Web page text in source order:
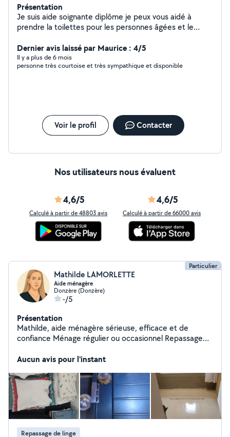
Présentation
Je suis aide soignante diplôme je peux vous aidé à
prendre la toilettes pour les personnes âgées et le
Dernier avis laissé par Maurice : 4/5
Il y a plus de 6 mois
personne très courtoise et très sympathique et disponible
Voir le profil Contacter
Nos utilisateurs nous évaluent
4,6/5
Calculé à partir de 48803 avis
4,6/5
Calculé à partir de 66000 avis
Particulier
Mathilde LAMORLETTE
Aide ménagère
Donzère (Donzère)
-/5
Présentation
Mathilde, aide ménagère sérieuse, efficace et de
confiance Ménage régulier ou occasionnel Repassage
et remise en état des vitres Entretien des locaux
Vaucluse / Drôme / Gard (et alentours) CESU accepté
Aucun avis pour l'instant
Repassage de linge